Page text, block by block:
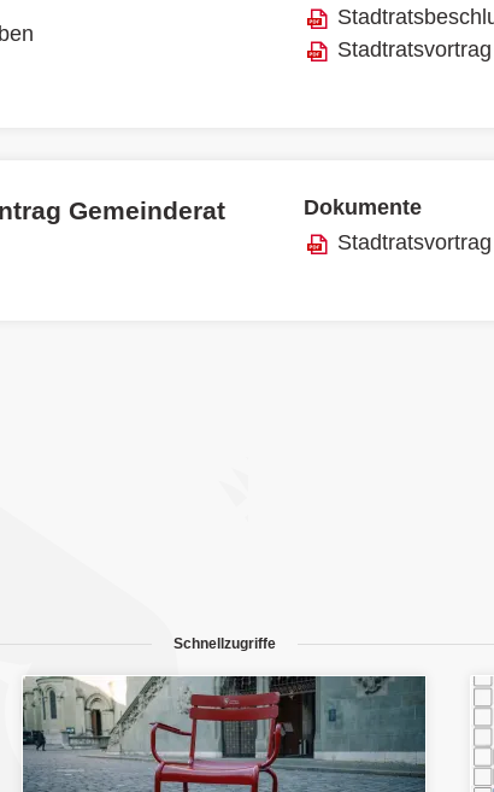
Stadtratsvortrag
Gemeinderat
Dokumente
Stadtratsvortrag
Schnellzugriffe